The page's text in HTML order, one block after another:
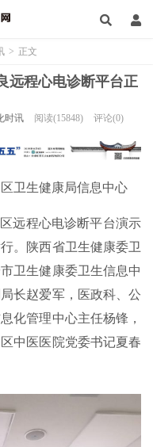
> 正文
远程心电诊断平台正
时讯 阅读(15848) 评论(0)
卫生健康局信息中心
远程心电诊断平台演示
。陕西省卫生健康委卫
卫生健康委卫生信息中
长赵爱军，医政科、公
化管理中心主任杨锋，
中医医院党委书记夏春